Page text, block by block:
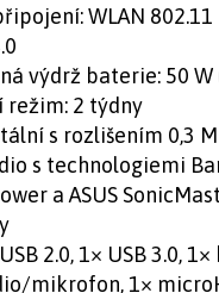
WLAN
výdrž baterie: 50 W
režim: 2 týdny
s rozlišením 0,3
s technologiemi
a ASUS
2.0, 1× USB 3.0,
mikrofon, 1×